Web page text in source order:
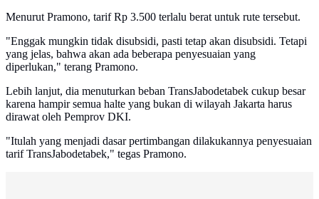
Menurut Pramono, tarif Rp 3.500 terlalu berat untuk rute tersebut.
"Enggak mungkin tidak disubsidi, pasti tetap akan disubsidi. Tetapi
yang jelas, bahwa akan ada beberapa penyesuaian yang
diperlukan," terang Pramono.
Lebih lanjut, dia menuturkan beban TransJabodetabek cukup besar
karena hampir semua halte yang bukan di wilayah Jakarta harus
dirawat oleh Pemprov DKI.
"Itulah yang menjadi dasar pertimbangan dilakukannya penyesuaian
tarif TransJabodetabek," tegas Pramono.